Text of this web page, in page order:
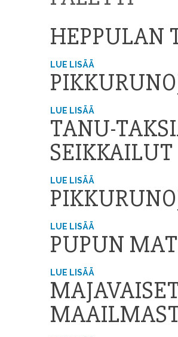
HEPPULAN
LUE LISÄÄ
LUE LISÄÄ
TANU-
SEIKKAILUT
LUE LISÄÄ
LUE LISÄÄ
PUPUN
LUE LISÄÄ